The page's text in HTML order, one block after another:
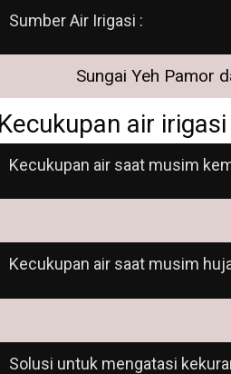
Sumber Air Irigasi :
Sungai Yeh Pamor
air irigasi
Kecukupan air saat musim
Kecukupan air saat musim
Solusi untuk mengatasi